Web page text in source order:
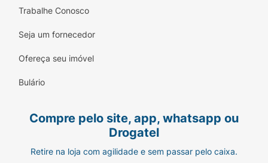
Trabalhe Conosco
Seja um fornecedor
Ofereça seu imóvel
Bulário
Compre pelo site, app, whatsapp ou
Drogatel
Retire na loja com agilidade e sem passar pelo caixa.